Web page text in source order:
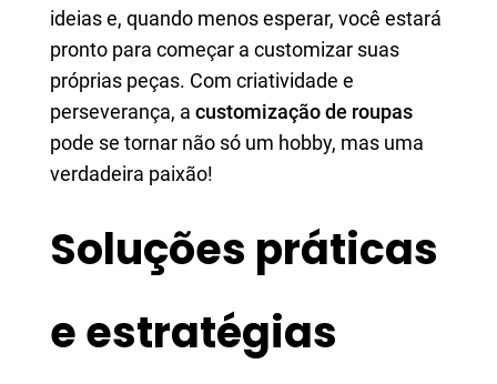
ideias e, quando menos esperar, você estará
pronto para começar a customizar suas
próprias peças. Com criatividade e
perseverança, a customização de roupas
pode se tornar não só um hobby, mas uma
verdadeira paixão!
Soluções práticas
e estratégias